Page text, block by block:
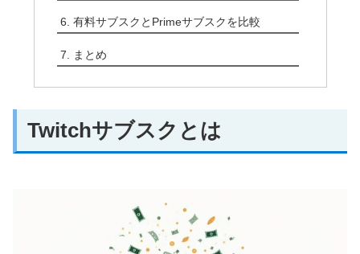
有料サブスクとPrimeサブスクを比較
まとめ
Twitchサブスクとは